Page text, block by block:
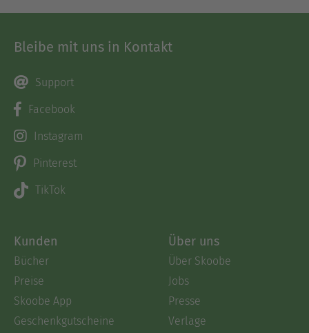
Bleibe mit uns in Kontakt
Support
Facebook
Instagram
Pinterest
TikTok
Kunden
Bücher
Preise
Skoobe App
Geschenkgutscheine
Über uns
Über Skoobe
Jobs
Presse
Verlage